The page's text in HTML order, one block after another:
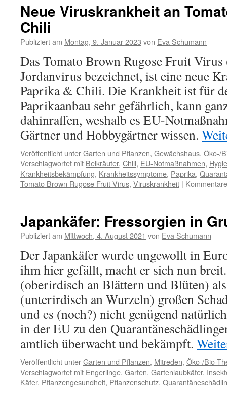
Neue Viruskrankheit an
Chili
Publiziert am Montag, 9. Januar 2023 von Eva Schumann
Das Tomato Brown Rugose Fruit
Jordanvirus bezeichnet, ist eine neue
Paprika & Chili. Die Krankheit ist für
Paprikaanbau sehr gefährlich, kann
dahinraffen, weshalb es EU-
Gärtner und Hobbygärtner wissen.
Veröffentlicht unterGarten und Pflanzen, Gewächshaus, Öko-/
Verschlagwortet mit Beikräuter, Chili, EU-Notmaßnahmen,
Krankheitsbekämpfung, Krankheitssymptome, Paprika,
Tomato Brown Rugose Fruit Virus, Viruskrankheit |
Japankäfer: Fressorgien in
Publiziert am Mittwoch, 4. August 2021 von Eva Schumann
Der Japankäfer wurde ungewollt in
ihm hier gefällt, macht er sich nun
(oberirdisch an Blättern und Blüten)
(unterirdisch an Wurzeln) großen
und es (noch?) nicht genügend
in der EU zu den
amtlich überwacht und bekämpft.
Veröffentlicht unterGarten und Pflanzen, Mitreden, Öko-/Bio-
Verschlagwortet mit Engerlinge, Garten, Gartenlaubkäfer,
Käfer, Pflanzengesundheit, Pflanzenschutz,